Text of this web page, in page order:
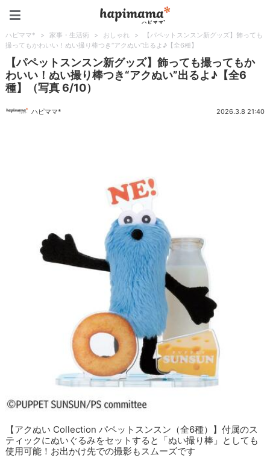
ハピママ* > 家事・生活術 > おしゃれ >
【パペットスンスン新グッズ】飾っても
撮ってもかわいい！ぬい撮り棒つき“アクぬい”出るよ♪【全6種】
【パペットスンスン新グッズ】飾っても撮ってもか
わいい！ぬい撮り棒つき“アクぬい”出るよ♪【全6
種】（写真 6/10）
ハピママ* 2026.3.8 21:40
【アクぬい Collection パペットスンスン（全6種）】付属のス
ティックにぬいぐるみをセットすると「ぬい撮り棒」としても
使用可能！お出かけ先での撮影もスムーズです